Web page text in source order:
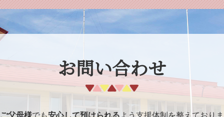
お問い合わせ
父母様でも安心して預けられるよう支援体制を整えており